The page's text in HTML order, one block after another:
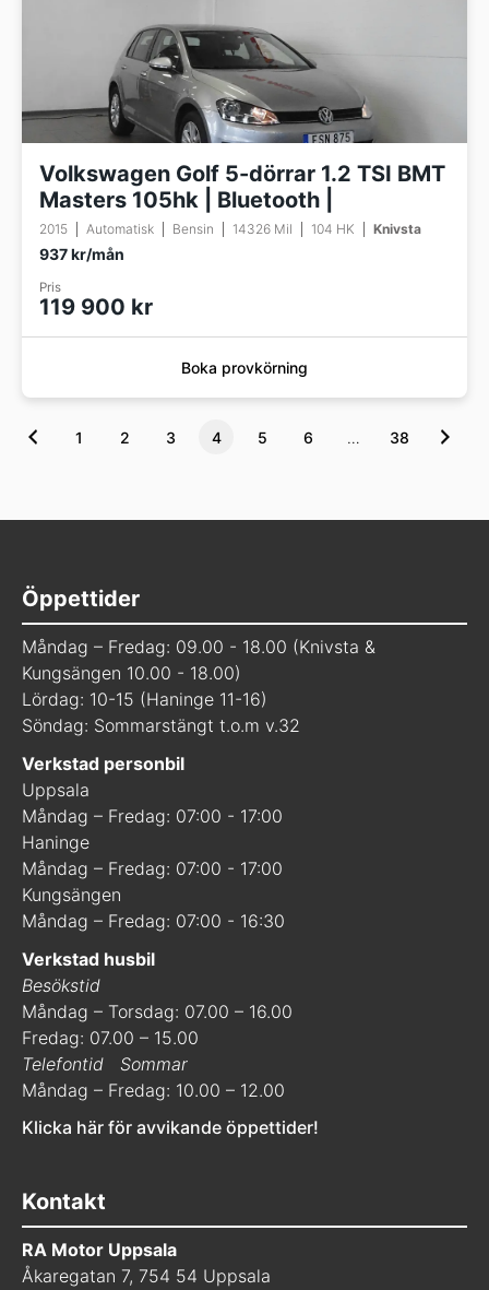
Volkswagen Golf 5-dörrar 1.2 TSI BMT
Masters 105hk | Bluetooth |
2015 Automatisk Bensin 14326 Mil 104 HK Knivsta
937 kr/mån
Pris
119 900 kr
Boka provkörning
1 2 3 4 5 6 … 38
Öppettider
Måndag – Fredag: 09.00 - 18.00 (Knivsta &
Kungsängen 10.00 - 18.00)
Lördag: 10-15 (Haninge 11-16)
Söndag: Sommarstängt t.o.m v.32
Verkstad personbil
Uppsala
Måndag – Fredag: 07:00 - 17:00
Haninge
Måndag – Fredag: 07:00 - 17:00
Kungsängen
Måndag – Fredag: 07:00 - 16:30
Verkstad husbil
Besökstid
Måndag – Torsdag: 07.00 – 16.00
Fredag: 07.00 – 15.00
Telefontid
Sommar
Måndag – Fredag: 10.00 – 12.00
Klicka här för avvikande öppettider!
Kontakt
RA Motor Uppsala
Åkaregatan 7, 754 54 Uppsala